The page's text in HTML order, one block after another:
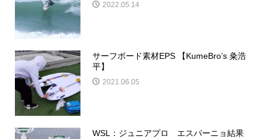
2022.05.14
サーフボード素材EPS 【KumeBro’s 粂浩
平】
2021.06.05
WSL：ジュニアプロ エスパーニョ結果